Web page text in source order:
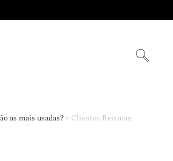
as mais usadas?» Clientes Reisman